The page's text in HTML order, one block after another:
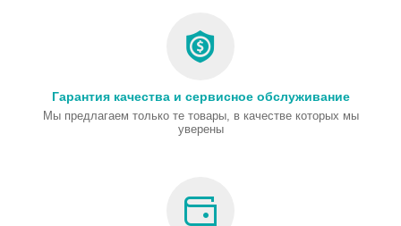
Гарантия качества и сервисное обслуживание
Мы предлагаем только те товары, в качестве которых мы
уверены